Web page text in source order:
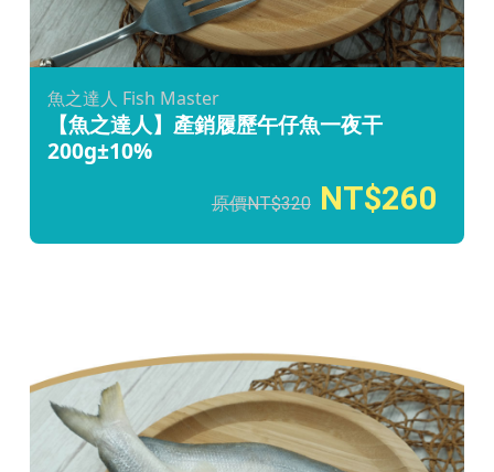
魚之達人 Fish Master
【魚之達人】產銷履歷午仔魚一夜干
200g±10%
320 260